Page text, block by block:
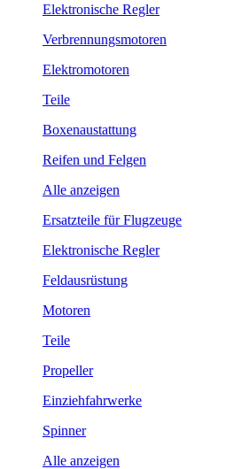
Elektronische Regler
Verbrennungsmotoren
Elektromotoren
Teile
Boxenaustattung
Reifen und Felgen
Alle anzeigen
Ersatzteile für Flugzeuge
Elektronische Regler
Feldausrüstung
Motoren
Teile
Propeller
Einziehfahrwerke
Spinner
Alle anzeigen